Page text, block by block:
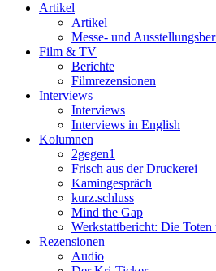
Artikel
Artikel
Messe- und
Film & TV
Berichte
Filmrezensionen
Interviews
Interviews
Interviews in English
Kolumnen
2gegen1
Frisch aus der Druckerei
Kamingespräch
kurz.schluss
Mind the Gap
Werkstattbericht: Die Toten
Rezensionen
Audio